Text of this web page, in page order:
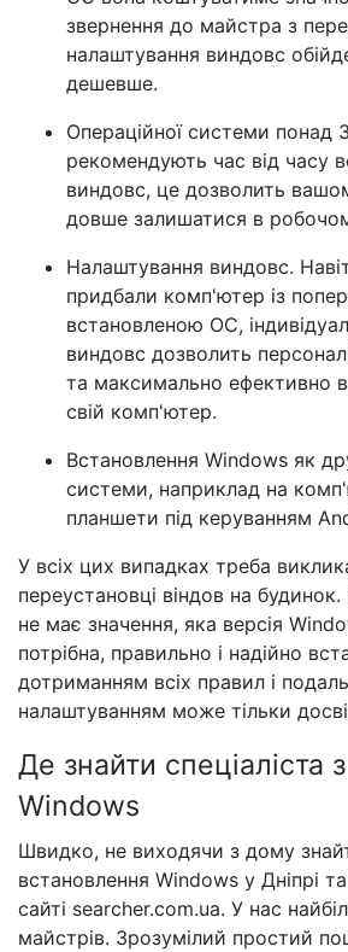
звернення до майстра з
налаштування виндовс
дешевше.
Операційної системи понад
рекомендують час від часу
виндовс, це дозволить
довше залишатися в
Налаштування виндовс.
придбали комп'ютер із
встановленою ОС,
виндовс дозволить
та максимально ефективно
свій комп'ютер.
Встановлення Windows як
системи, наприклад на
планшети під керуванням
У всіх цих випадках треба
переустановці віндов на
не має значення, яка версія
потрібна, правильно і надійно
дотриманням всіх правил і
налаштуванням може тільки
Де знайти спеціаліста з
Windows
Швидко, не виходячи з дому
встановлення Windows у Дніпрі
сайті searcher.com.ua. У нас
майстрів. Зрозумілий простий